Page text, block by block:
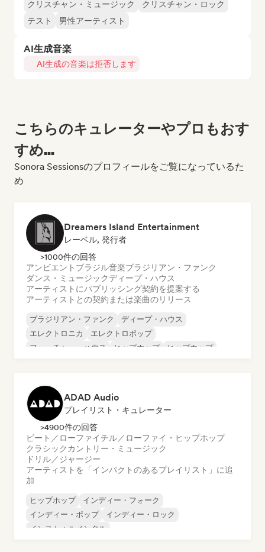
クリスチャン・ミュージック
クリスチャン・ロック
テスト
男性アーティスト
AI生成音楽
AI生成の音楽は拒否します
こちらのキュレーターやプロもおす
すめ...
Sonora Sessionsのプロフィールをご覧になっているた
め
Dreamers Island Entertainment
レーベル, 発行者
>1000件の回答
アンビエント ブラジル音楽ブラジリアン・ファンク
ダンス・ミュージックディープ・ハウス
アーティストにパブリッシング契約を提案する
アーティストとの契約または楽曲のリリース
ブラジリアン・ファンク
ディープ・ハウス
エレクトロニカ
エレクトロポップ
フューチャー・ハウス
ヒップホップ
ヒップホップ
ADAD Audio
プレイリスト・キュレーター
>4900件の回答
ビート／ローファイチル／ローファイ・ヒップホップ
クラシック カントリー・ミュージック
ドリル／ジャージー
アーティストを「インパクトのあるプレイリスト」に追
加
ヒップホップ
インディー・フォーク
インディー・ポップ
インディー・ロック
インストゥルメンタル